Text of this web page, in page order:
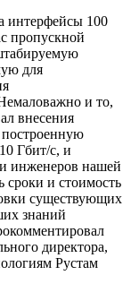
интерфейсы 100
пропускной
для
и то,
внесения
Гбит/с, и
инженеров нашей
и стоимость
существующих
знаний
директора,
Рустам